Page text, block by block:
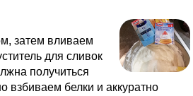
затем вливаем
для сливок
получиться
взбиваем белки и аккуратно